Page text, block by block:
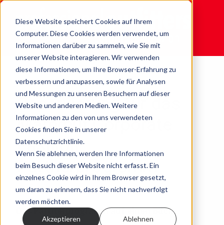
Diese Website speichert Cookies auf Ihrem
Computer. Diese Cookies werden verwendet, um
Informationen darüber zu sammeln, wie Sie mit
unserer Website interagieren. Wir verwenden
diese Informationen, um Ihre Browser-Erfahrung zu
verbessern und anzupassen, sowie für Analysen
und Messungen zu unseren Besuchern auf dieser
Website und anderen Medien. Weitere
Informationen zu den von uns verwendeten
Cookies finden Sie in unserer
Datenschutzrichtlinie.
Wenn Sie ablehnen, werden Ihre Informationen
beim Besuch dieser Website nicht erfasst. Ein
einzelnes Cookie wird in Ihrem Browser gesetzt,
um daran zu erinnern, dass Sie nicht nachverfolgt
werden möchten.
Akzeptieren Ablehnen
Reservierung für das
Mammut Corporate
Fashion
Partnerprogramm
Das Partnerprogramm auf einen Blick